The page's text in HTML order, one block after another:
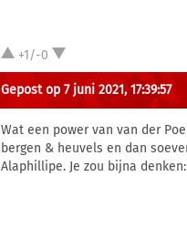
+1/-0
Gepost op 7 juni 2021, 17:39:57
Wat een power van van der
bergen & heuvels en dan
Alaphillipe. Je zou bijna